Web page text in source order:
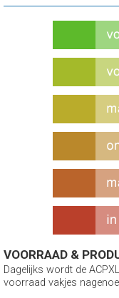
VOORRAAD &
Dagelijks wordt de
voorraad vakjes